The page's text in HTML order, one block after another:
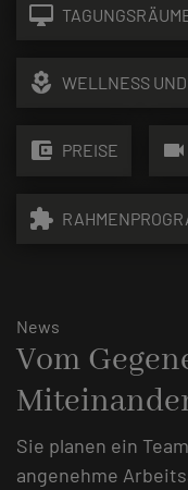
desktop_mac
local_florist WELLNESS
account_balance_wallet PREISE videocam
extension
News
Vom
Sie planen ein
angenehme